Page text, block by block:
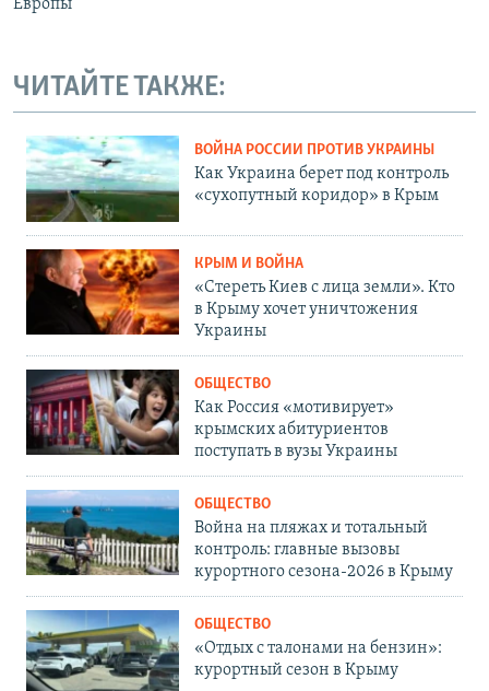
Европы
ЧИТАЙТЕ ТАКЖЕ:
ВОЙНА РОССИИ ПРОТИВ УКРАИНЫ
Как Украина берет под контроль
«сухопутный коридор» в Крым
КРЫМ И ВОЙНА
«Стереть Киев с лица земли». Кто
в Крыму хочет уничтожения
Украины
ОБЩЕСТВО
Как Россия «мотивирует»
крымских абитуриентов
поступать в вузы Украины
ОБЩЕСТВО
Война на пляжах и тотальный
контроль: главные вызовы
курортного сезона-2026 в Крыму
ОБЩЕСТВО
«Отдых с талонами на бензин»:
курортный сезон в Крыму